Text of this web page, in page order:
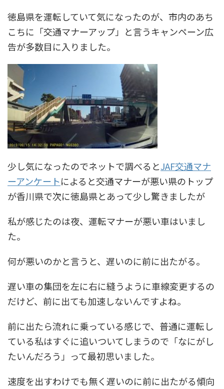
徳島県を運転していて気になったのが、 市内のあち
こちに「交通マナーアップ」と言うキャンペーン広
告が多数目に入りました。
少し気になったのでネットで調べるとJAF交通マナ
ーアンケートによると交通マナーが悪い県のトップ
が香川県で次に徳島県とあって少し驚きましたが
私が感じたのは夜、運転マナーが悪い車はいまし
た。
何が悪いのかと言うと、遅いのに前に出たがる。
遅い車の集団を左に右に縫うように車線変更するの
だけど、前に出ても加速しないんですよね。
前に出たら流れに乗っている感じで、普通に運転し
ている私はすぐに追いついてしまうので「なにがし
たいんだろう」って最初思いました。
速度を出すわけでも無く遅いのに前に出たがる傾向